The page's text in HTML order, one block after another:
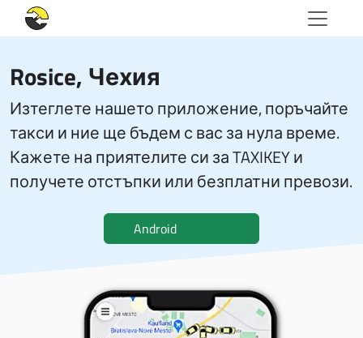
Rosice, Чехия
Изтеглете нашето приложение, поръчайте
такси и ние ще бъдем с вас за нула време.
Кажете на приятелите си за TAXIKEY и
получете отстъпки или безплатни превози.
Android